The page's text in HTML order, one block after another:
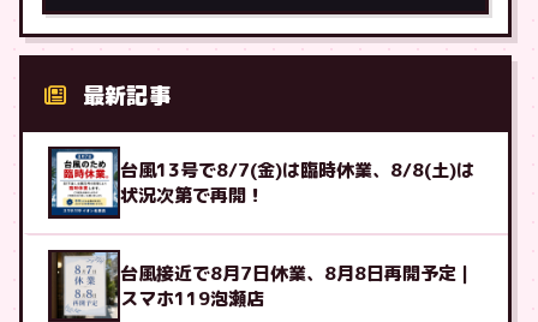
最新記事
台風13号で8/7(金)は臨時休業、8/8(土)は
状況次第で再開！
台風接近で8月7日休業、8月8日再開予定｜
スマホ119泡瀬店